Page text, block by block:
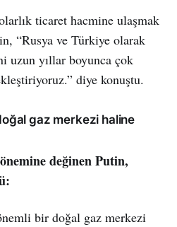
ticaret hacmine ulaşmak
“Rusya ve Türkiye olarak
uzun yıllar boyunca çok
diye konuştu.
gaz merkezi haline
değinen Putin,
bir doğal gaz merkezi